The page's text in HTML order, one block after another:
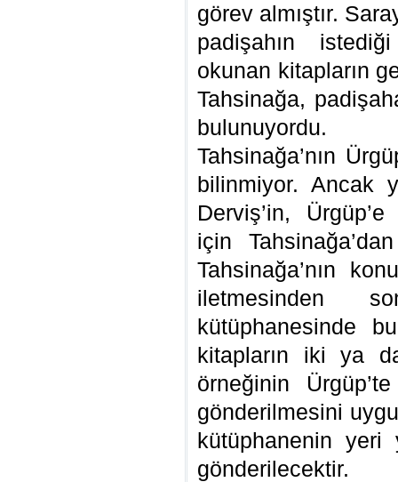
görev almıştır.
padişahın
okunan kitapların
Tahsinağa,
bulunuyordu.
Tahsinağa’nın
bilinmiyor. Ancak
Derviş’in,
için
Tahsinağa’nın
iletmesinden
kütüphanesinde
kitapların iki ya
örneğinin
gönderilmesini
kütüphanenin yeri
gönderilecektir.